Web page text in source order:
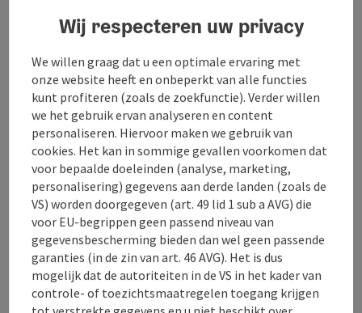
Wateravontuur op de warmste meren van het
De twee vakantiewoningen bieden veel ruimte en
comfort.
Contact
Algemene informatie
Wij respecteren uw privacy
We willen graag dat u een optimale ervaring met
onze website heeft en onbeperkt van alle functies
kunt profiteren (zoals de zoekfunctie). Verder willen
we het gebruik ervan analyseren en content
personaliseren. Hiervoor maken we gebruik van
cookies. Het kan in sommige gevallen voorkomen dat
voor bepaalde doeleinden (analyse, marketing,
personalisering) gegevens aan derde landen (zoals de
VS) worden doorgegeven (art. 49 lid 1 sub a AVG) die
voor EU-begrippen geen passend niveau van
gegevensbescherming bieden dan wel geen passende
garanties (in de zin van art. 46 AVG). Het is dus
mogelijk dat de autoriteiten in de VS in het kader van
controle- of toezichtsmaatregelen toegang krijgen